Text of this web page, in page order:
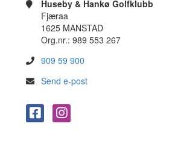
Huseby & Hankø Golfklubb
Fjæraa
1625 MANSTAD
Org.nr.: 989 553 267
909 59 900
Send e-post